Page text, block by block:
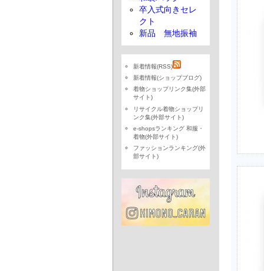
卒入式向きセレ
クト
新品 無地振袖
新着情報(RSS)
新着情報(ショップブログ)
着物ショップリンク集(外部
サイト)
リサイクル着物ショップリ
ンク集(外部サイト)
e-shopsランキング 和服・
着物(外部サイト)
ファッションランキング(外
部サイト)